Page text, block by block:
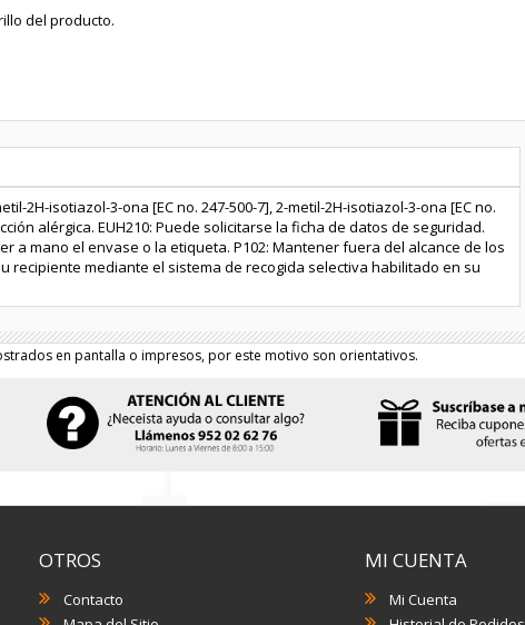
del producto.
2H-isotiazol-3-ona [EC no. 247-500-7], 2-metil-2H-isotiazol-3-ona [EC no.
alérgica. EUH210: Puede solicitarse la ficha de datos de seguridad.
a mano el envase o la etiqueta. P102: Mantener fuera del alcance de los
recipiente mediante el sistema de recogida selectiva habilitado en su
en pantalla o impresos, por este motivo son orientativos.
OTROS
Contacto
MI CUENTA
Mi Cuenta